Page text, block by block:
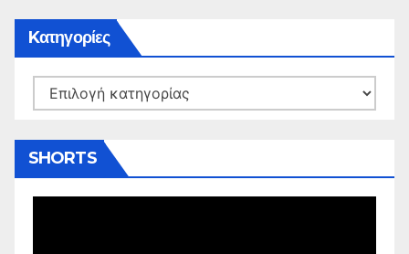
Kατηγορίες
Kατηγορίες
SHORTS